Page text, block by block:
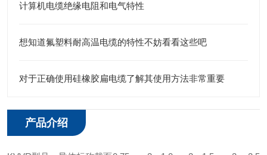
计算机电缆绝缘电阻和电气特性
想知道氟塑料耐高温电缆的特性不妨看看这些吧
对于正确使用硅橡胶扁电缆了解其使用方法非常重要
产品介绍